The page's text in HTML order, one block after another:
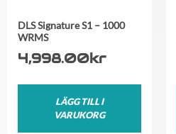
DLS Signature S1 – 1000
WRMS
4,998.00kr
LÄGG TILL I
VARUKORG